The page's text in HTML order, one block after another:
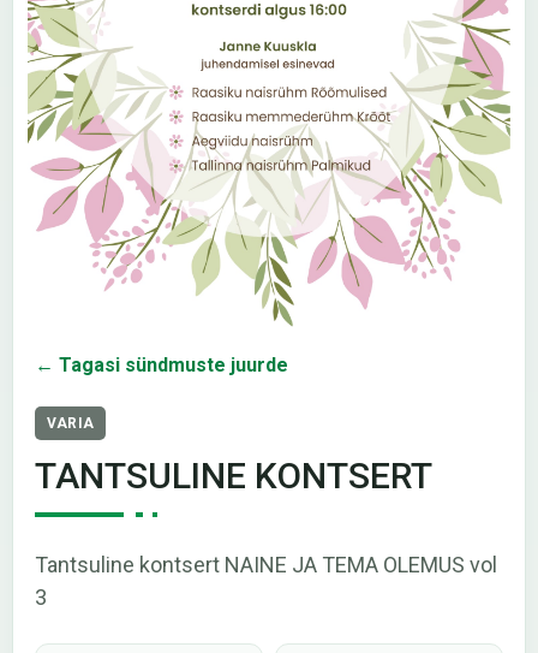
← Tagasi sündmuste juurde
VARIA
TANTSULINE KONTSERT
Tantsuline kontsert NAINE JA TEMA OLEMUS vol
3